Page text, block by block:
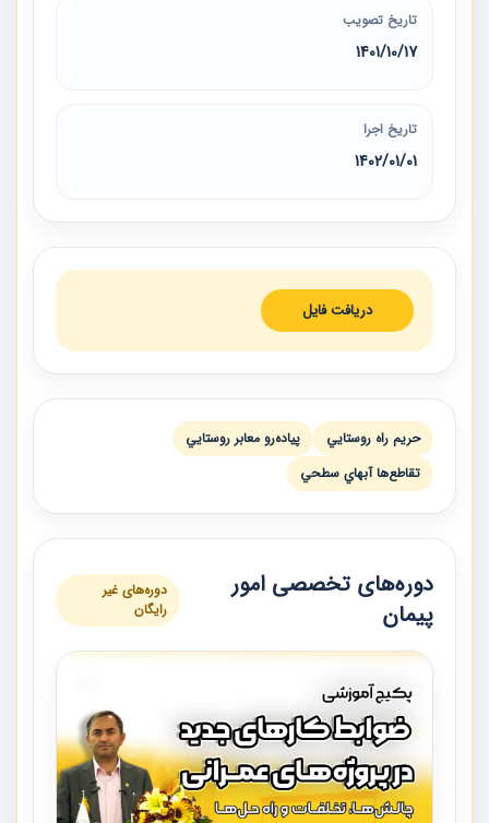
تاریخ تصویب
1401/10/17
تاریخ اجرا
1402/01/01
دریافت فایل
حريم راه روستايي
پياده‌رو معابر روستايي
تقاطع‌ها آبهاي سطحي
دوره‌های تخصصی امور
پیمان
دوره‌های غیر
رایگان